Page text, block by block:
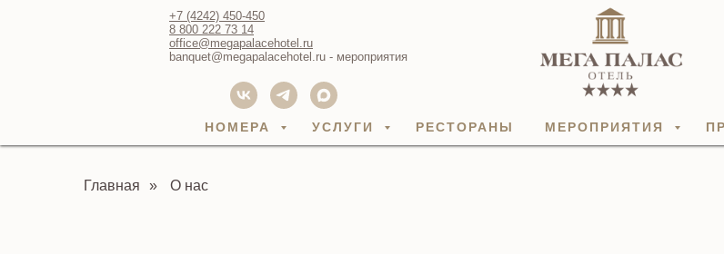
+7 (4242) 450-450
8 800 222 73 14
office@megapalacehotel.ru
banquet@megapalacehotel.ru - мероприятия
НОМЕРА УСЛУГИ РЕСТОРАНЫ МЕРОПРИЯТИЯ
Главная » О нас